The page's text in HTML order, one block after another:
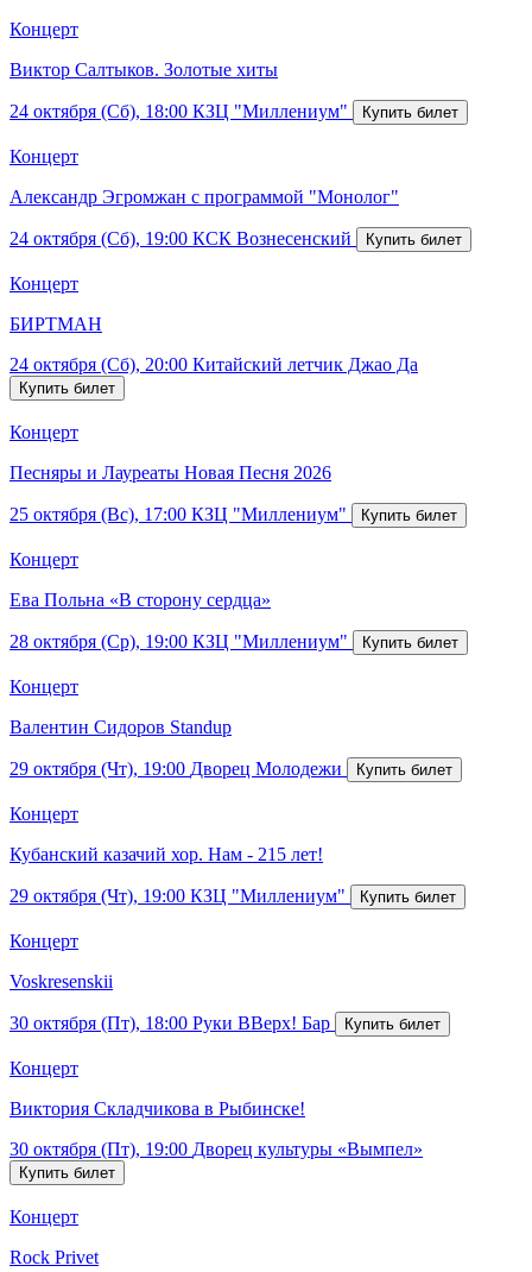
Концерт
Виктор Салтыков. Золотые хиты
24 октября (Сб), 18:00 КЗЦ "Миллениум"
Концерт
Александр Эгромжан с программой "Монолог"
24 октября (Сб), 19:00 КСК Вознесенский
Концерт
БИРТМАН
24 октября (Сб), 20:00 Китайский летчик Джао Да
Концерт
Песняры и Лауреаты Новая Песня 2026
25 октября (Вс), 17:00 КЗЦ "Миллениум"
Концерт
Ева Польна «В сторону сердца»
28 октября (Ср), 19:00 КЗЦ "Миллениум"
Концерт
Валентин Сидоров Standup
29 октября (Чт), 19:00 Дворец Молодежи
Концерт
Кубанский казачий хор. Нам - 215 лет!
29 октября (Чт), 19:00 КЗЦ "Миллениум"
Концерт
Voskresenskii
30 октября (Пт), 18:00 Руки ВВерх! Бар
Концерт
Виктория Складчикова в Рыбинске!
30 октября (Пт), 19:00 Дворец культуры «Вымпел»
Концерт
Rock Privet